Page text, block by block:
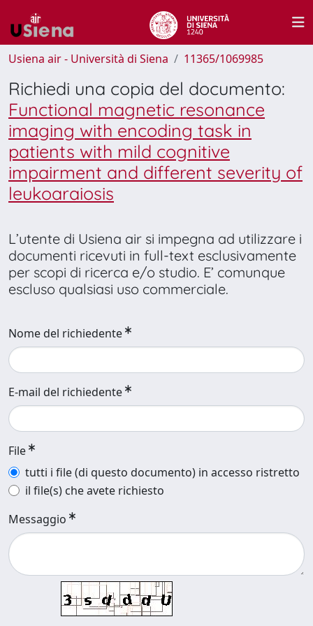
Usiena air - Università di Siena 11365/1069985
Richiedi una copia del documento:
Functional magnetic resonance
imaging with encoding task in
patients with mild cognitive
impairment and different severity of
leukoaraiosis
L’utente di Usiena air si impegna ad utilizzare i
documenti ricevuti in full-text esclusivamente
per scopi di ricerca e/o studio. E’ comunque
escluso qualsiasi uso commerciale.
Nome del richiedente
E-mail del richiedente
File
tutti i file (di questo documento) in accesso ristretto
il file(s) che avete richiesto
Messaggio